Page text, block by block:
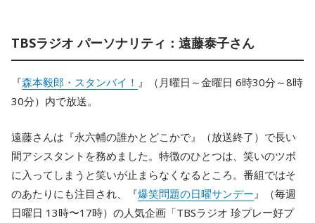
TBSラジオ パーソナリティ：遠藤泰子さん
『森本毅郎・スタンバイ！ 』（月曜日～金曜日 6時30分～8時
30分）内で放送。
遠藤さんは『永六輔の誰かとどこかで』（放送終了）で長い
間アシスタントを務めました。特徴のひとつは、笑いのツボ
に入ってしまうと笑いが止まらなくなるところ。番組ではそ
のあたりにも注目され、『爆笑問題の日曜サンデー』（毎週
日曜日 13時〜17時）の人気企画「TBSラジオ 珍プレー好プ